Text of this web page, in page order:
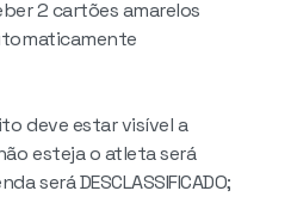
2 cartões amarelos
deve estar visível a
esteja o atleta será
será DESCLASSIFICADO;